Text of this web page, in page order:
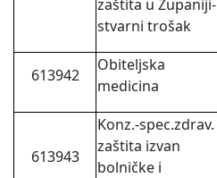
zaštita u Županiji-
stvarni trošak
613942
Obiteljska
medicina
613943
Konz.-spec.zdrav.
zaštita izvan
bolničke i